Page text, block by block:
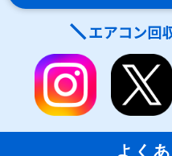
よく